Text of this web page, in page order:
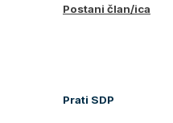
Postani član/ica
Prati SDP